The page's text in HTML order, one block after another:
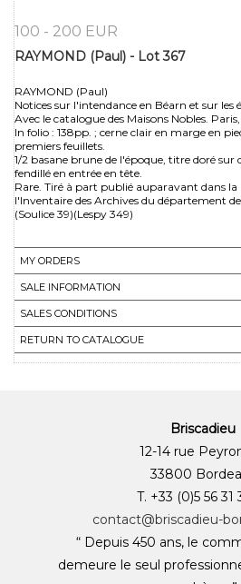
100 - 200 EUR
RAYMOND (Paul) - Lot 367
RAYMOND (Paul)
Notices sur l'intendance en Béarn et sur les
Avec le catalogue des Maisons Nobles.
In folio : 138pp. ; cerne clair en marge en
premiers feuillets.
1/2 basane brune de l'époque, titre doré sur
fendillé en entrée en tête.
Rare. Tiré à part publié auparavant dans la
l'Inventaire des Archives du département
(Soulice 39)(Lespy 349)
MY ORDERS
SALE INFORMATION
SALES CONDITIONS
RETURN TO CATALOGUE
Briscadieu
12-14 rue
33800
T. +33 (0)5 56 31
contact@briscadieu-
“ Depuis 450 ans, le
demeure le seul